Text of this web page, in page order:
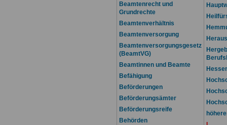
Beamtenrecht und
Grundrechte
Beamtenverhältnis
Beamtenversorgung
Beamtenversorgungsgesetz
(BeamtVG)
Beamtinnen und Beamte
Befähigung
Beförderungen
Beförderungsämter
Beförderungsreife
Behörden